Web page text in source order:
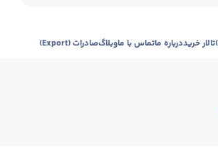
تالار خریددرباره ماتماس با ماوبلاگصادرات (Export)